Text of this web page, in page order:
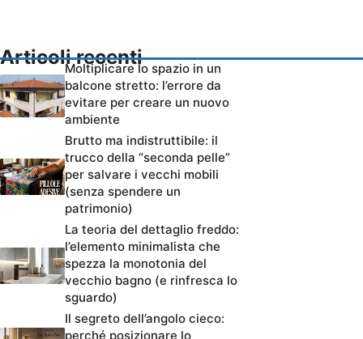
Articoli recenti
Moltiplicare lo spazio in un
balcone stretto: l’errore da
evitare per creare un nuovo
ambiente
Brutto ma indistruttibile: il
trucco della “seconda pelle”
per salvare i vecchi mobili
(senza spendere un
patrimonio)
La teoria del dettaglio freddo:
l’elemento minimalista che
spezza la monotonia del
vecchio bagno (e rinfresca lo
sguardo)
Il segreto dell’angolo cieco:
perché posizionare lo